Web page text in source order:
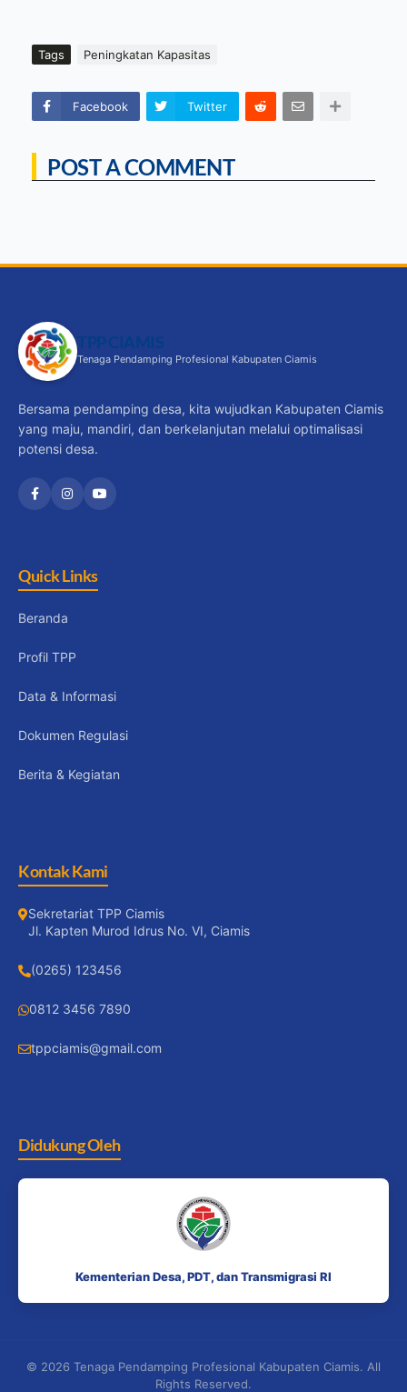
Tags Peningkatan Kapasitas
Facebook Twitter
POST A COMMENT
TPP CIAMIS
Tenaga Pendamping Profesional Kabupaten Ciamis
Bersama pendamping desa, kita wujudkan Kabupaten Ciamis
yang maju, mandiri, dan berkelanjutan melalui optimalisasi
potensi desa.
Quick Links
Beranda
Profil TPP
Data & Informasi
Dokumen Regulasi
Berita & Kegiatan
Kontak Kami
Sekretariat TPP Ciamis
Jl. Kapten Murod Idrus No. VI, Ciamis
(0265) 123456
0812 3456 7890
tppciamis@gmail.com
Didukung Oleh
Kementerian Desa, PDT, dan Transmigrasi RI
© 2026 Tenaga Pendamping Profesional Kabupaten Ciamis. All
Rights Reserved.